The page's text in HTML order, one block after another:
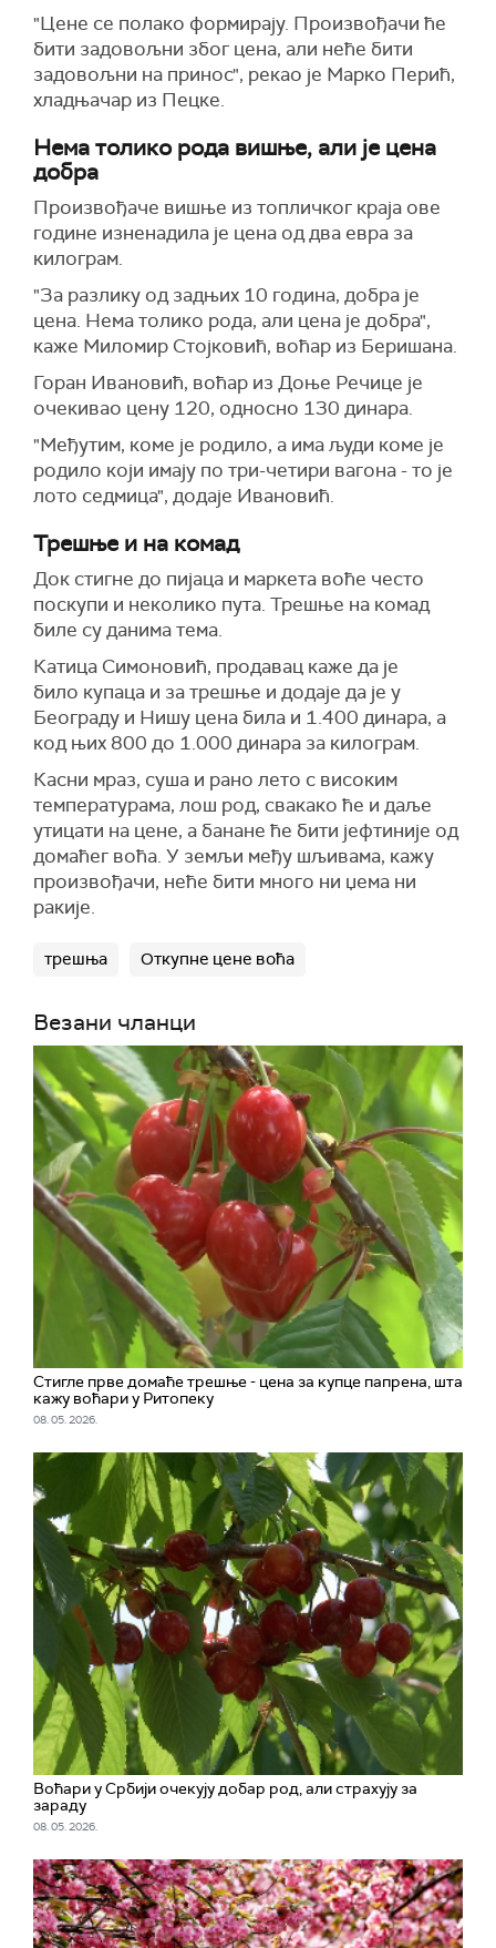
"Цене се полако формирају. Произвођачи ће
бити задовољни због цена, али неће бити
задовољни на принос", рекао је Марко Перић,
хладњачар из Пецке.
Нема толико рода вишње, али је цена
добра
Произвођаче вишње из топличког краја ове
године изненадила је цена од два евра за
килограм.
"За разлику од задњих 10 година, добра је
цена. Нема толико рода, али цена је добра",
каже Миломир Стојковић, воћар из Беришана.
Горан Ивановић, воћар из Доње Речице је
очекивао цену 120, односно 130 динара.
"Међутим, коме је родило, а има људи коме је
родило који имају по три-четири вагона - то је
лото седмица", додаје Ивановић.
Трешње и на комад
Док стигне до пијаца и маркета воће често
поскупи и неколико пута. Трешње на комад
биле су данима тема.
Катица Симоновић, продавац каже да је
било купаца и за трешње и додаје да је у
Београду и Нишу цена била и 1.400 динара, а
код њих 800 до 1.000 динара за килограм.
Касни мраз, суша и рано лето с високим
температурама, лош род, свакако ће и даље
утицати на цене, а банане ће бити јефтиније од
домаћег воћа. У земљи међу шљивама, кажу
произвођачи, неће бити много ни џема ни
ракије.
трешња Откупне цене воћа
Везани чланци
Стигле прве домаће трешње - цена за купце папрена, шта
кажу воћари у Ритопеку
08. 05. 2026.
Воћари у Србији очекују добар род, али страхују за
зараду
08. 05. 2026.